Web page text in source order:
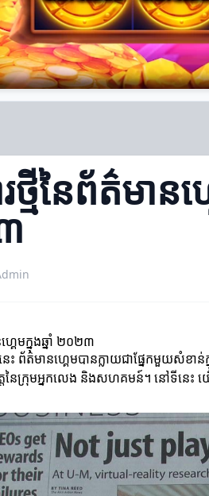
ថ្មីនៃព័ត៌មានហ្
ហ្គេមក្នុងឆ្នាំ ២០២៣
ះ ព័ត៌មានហ្គេមបានក្លាយជាផ្នែកមួយសំខាន់ក្
តនៃក្រុមអ្នកលេង និងសហគមន៍។ នៅទីនេះ